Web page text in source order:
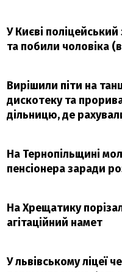
У Києві поліцейський
та побили чоловіка
Вирішили піти на
дискотеку та
дільницю, де
На Тернопільщині
пенсіонера заради
На Хрещатику
агітаційний намет
У львівському ліцеї